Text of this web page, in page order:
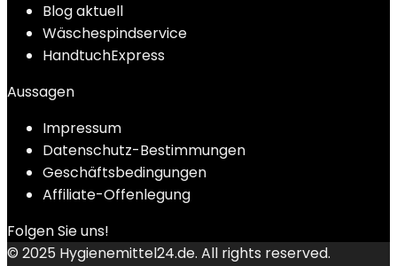
Blog aktuell
Wäschespindservice
HandtuchExpress
Aussagen
Impressum
Datenschutz-Bestimmungen
Geschäftsbedingungen
Affiliate-Offenlegung
Folgen Sie uns!
© 2025 Hygienemittel24.de. All rights reserved.